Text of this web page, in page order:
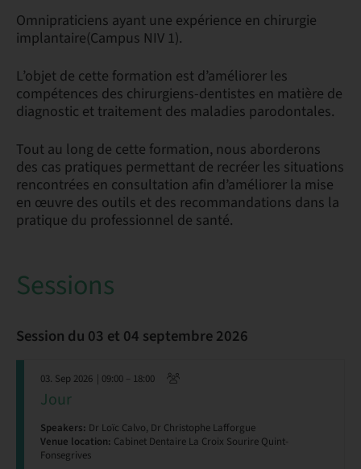
Omnipraticiens ayant une expérience en chirurgie
implantaire(Campus NIV 1).
L’objet de cette formation est d’améliorer les
compétences des chirurgiens-dentistes en matière de
diagnostic et traitement des maladies parodontales.
Tout au long de cette formation, nous aborderons
des cas pratiques permettant de recréer les situations
rencontrées en consultation afin d’améliorer la mise
en œuvre des outils et des recommandations dans la
pratique du professionnel de santé.
Sessions
Session du 03 et 04 septembre 2026
03. Sep 2026 | 09:00 – 18:00
Jour
Speakers: Dr Loïc Calvo, Dr Christophe Lafforgue
Venue location: Cabinet Dentaire La Croix Sourire Quint-
Fonsegrives